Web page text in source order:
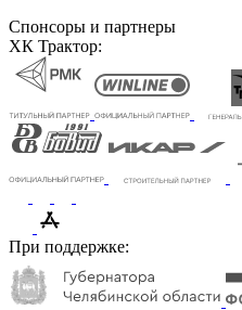
Спонсоры и партнеры
ХК Трактор:
При поддержке: